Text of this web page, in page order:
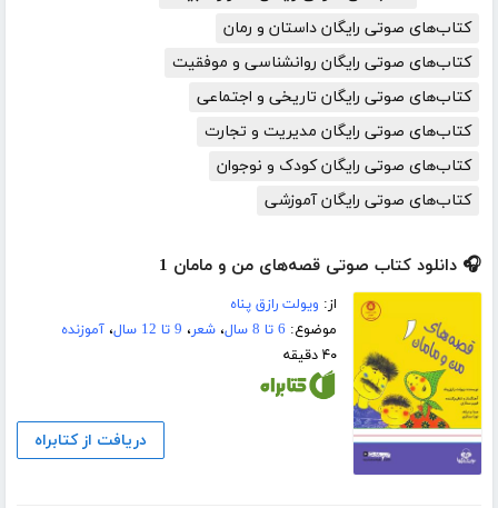
کتاب‌های صوتی رایگان داستان و رمان
کتاب‌های صوتی رایگان روانشناسی و موفقیت
کتاب‌های صوتی رایگان تاریخی و اجتماعی
کتاب‌های صوتی رایگان مدیریت و تجارت
کتاب‌های صوتی رایگان کودک و نوجوان
کتاب‌های صوتی رایگان آموزشی
🎧 دانلود کتاب صوتی قصه‌های من و مامان 1
از: ویولت رازق پناه
موضوع: 6 تا 8 سال ،شعر، 9 تا 12 سال ،آموزنده
۴۰ دقیقه
دریافت از کتابراه